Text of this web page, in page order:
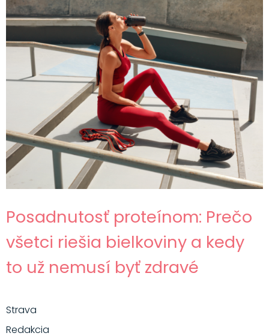
Posadnutosť proteínom: Prečo
všetci riešia bielkoviny a kedy
to už nemusí byť zdravé
Strava
Redakcia